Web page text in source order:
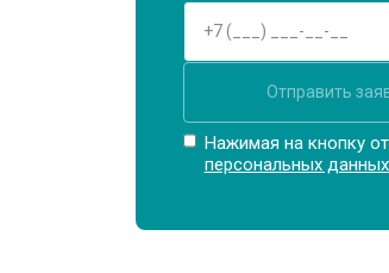
Отправить
Нажимая на кнопку
персональных данных.